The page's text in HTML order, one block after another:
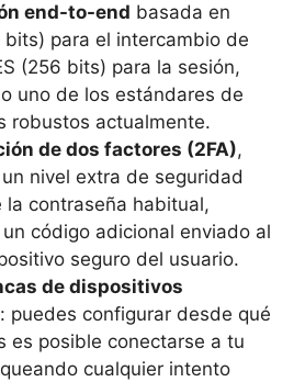
end-to-end basada en
bits) para el intercambio de
(256 bits) para la sesión,
uno de los estándares de
robustos actualmente.
de dos factores (2FA),
nivel extra de seguridad
la contraseña habitual,
código adicional enviado al
seguro del usuario.
de dispositivos
: puedes configurar desde qué
es posible conectarse a tu
cualquier intento